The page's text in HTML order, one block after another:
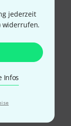
jederzeit
widerrufen.
Infos